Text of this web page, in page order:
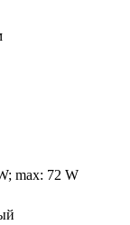
max: 72 W